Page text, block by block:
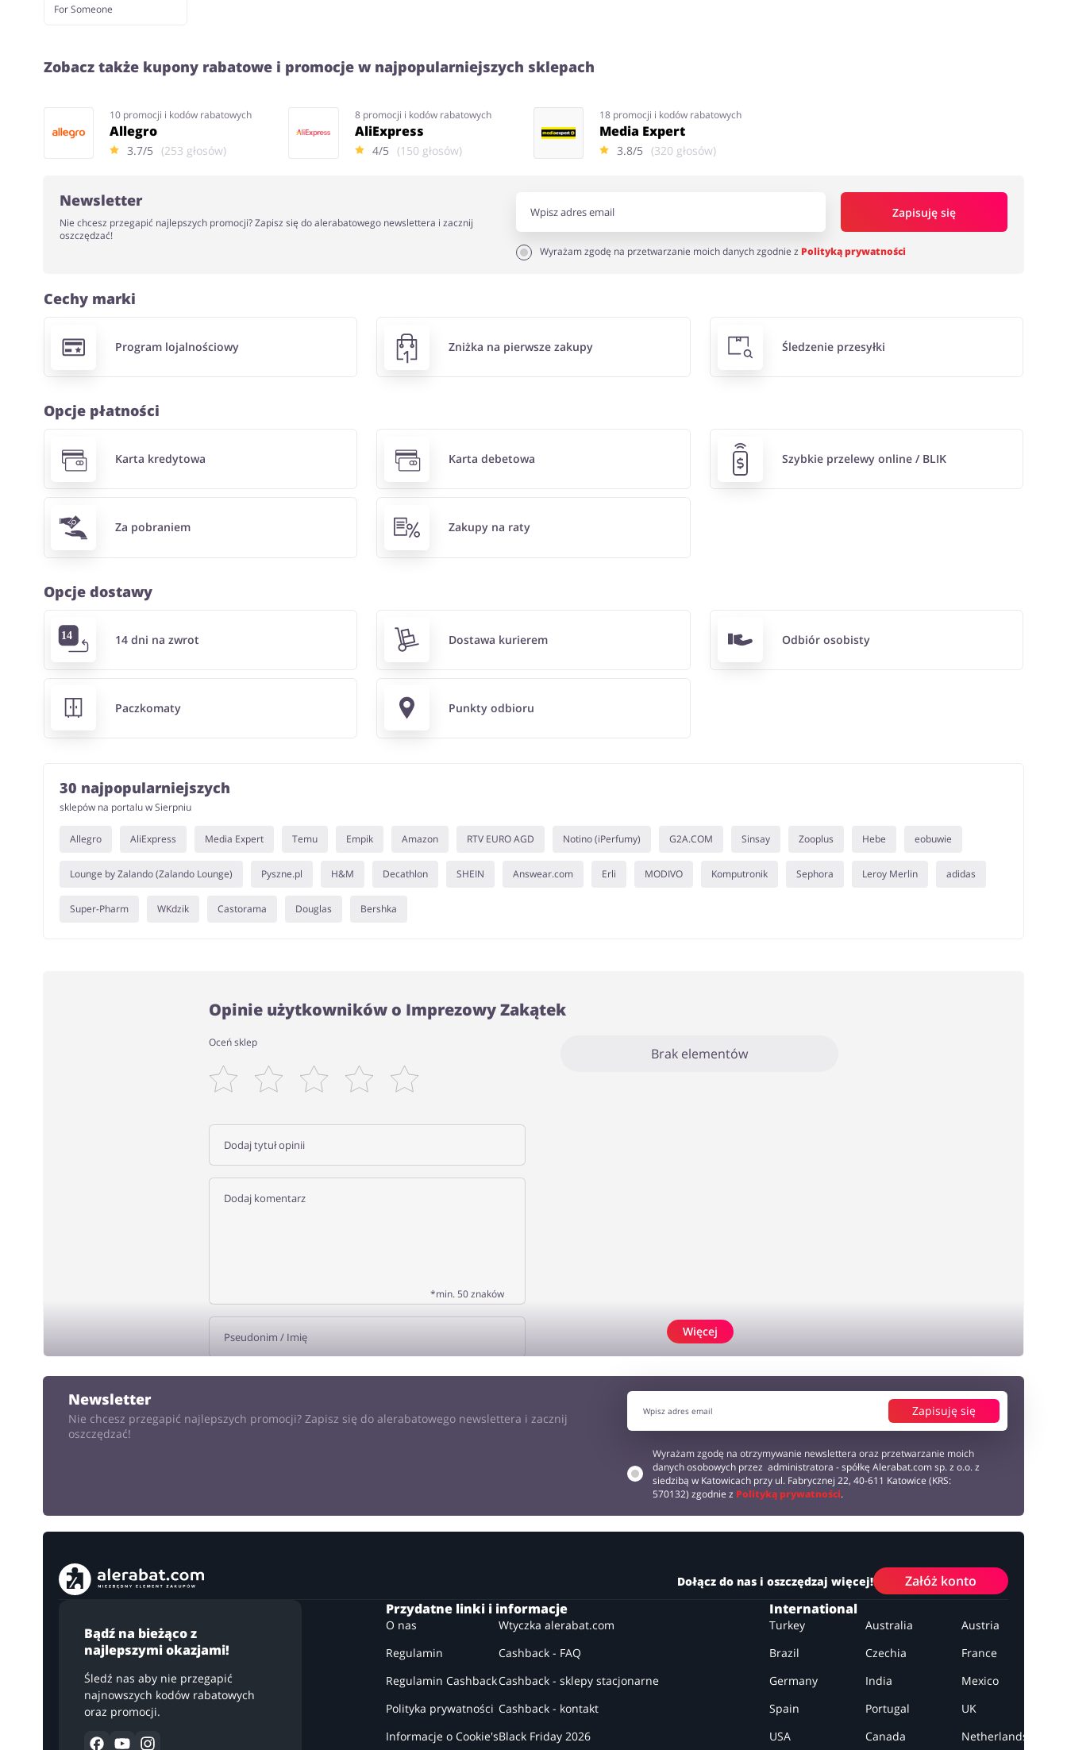
For Someone
Zobacz także kupony rabatowe i promocje w najpopularniejszych sklepach
10 promocji i kodów rabatowych
Allegro
3.7/5 (253 głosów)
8 promocji i kodów rabatowych
AliExpress
4/5 (150 głosów)
18 promocji i kodów rabatowych
Media Expert
3.8/5 (320 głosów)
Newsletter
Nie chcesz przegapić najlepszych promocji? Zapisz się do alerabatowego newslettera i zacznij
oszczędzać!
Zapisuję się
Wyrażam zgodę na przetwarzanie moich danych zgodnie z Polityką prywatności
Cechy marki
Program lojalnościowy Zniżka na pierwsze zakupy Śledzenie przesyłki
Opcje płatności
Karta kredytowa Karta debetowa Szybkie przelewy online / BLIK
Za pobraniem Zakupy na raty
Opcje dostawy
14 dni na zwrot Dostawa kurierem Odbiór osobisty
Paczkomaty Punkty odbioru
30 najpopularniejszych
sklepów na portalu w Sierpniu
Allegro AliExpress Media Expert Temu Empik Amazon RTV EURO AGD Notino (iPerfumy) G2A.COM Sinsay Zooplus Hebe eobuwie
Lounge by Zalando (Zalando Lounge) Pyszne.pl H&M Decathlon SHEIN Answear.com Erli MODIVO Komputronik Sephora Leroy Merlin adidas
Super-Pharm WKdzik Castorama Douglas Bershka
Opinie użytkowników o Imprezowy Zakątek
Oceń sklep
*min. 50 znaków
Brak elementów
Więcej
Newsletter
Nie chcesz przegapić najlepszych promocji? Zapisz się do alerabatowego newslettera i zacznij
oszczędzać!
Zapisuję się
Wyrażam zgodę na otrzymywanie newslettera oraz przetwarzanie moich
danych osobowych przez administratora - spółkę Alerabat.com sp. z o.o. z
siedzibą w Katowicach przy ul. Fabrycznej 22, 40-611 Katowice (KRS:
570132) zgodnie z Polityką prywatności.
Dołącz do nas i oszczędzaj więcej! Załóż konto
Bądź na bieżąco z
najlepszymi okazjami!
Śledź nas aby nie przegapić
najnowszych kodów rabatowych
oraz promocji.
Przydatne linki i informacje
O nas
Regulamin
Regulamin Cashback
Polityka prywatności
Informacje o Cookie's
Wtyczka alerabat.com
Cashback - FAQ
Cashback - sklepy stacjonarne
Cashback - kontakt
Black Friday 2026
International
Turkey Australia
Austria
Brazil
Czechia
France
Germany
India
Mexico
Spain
Portugal
UK
USA
Canada Netherlands